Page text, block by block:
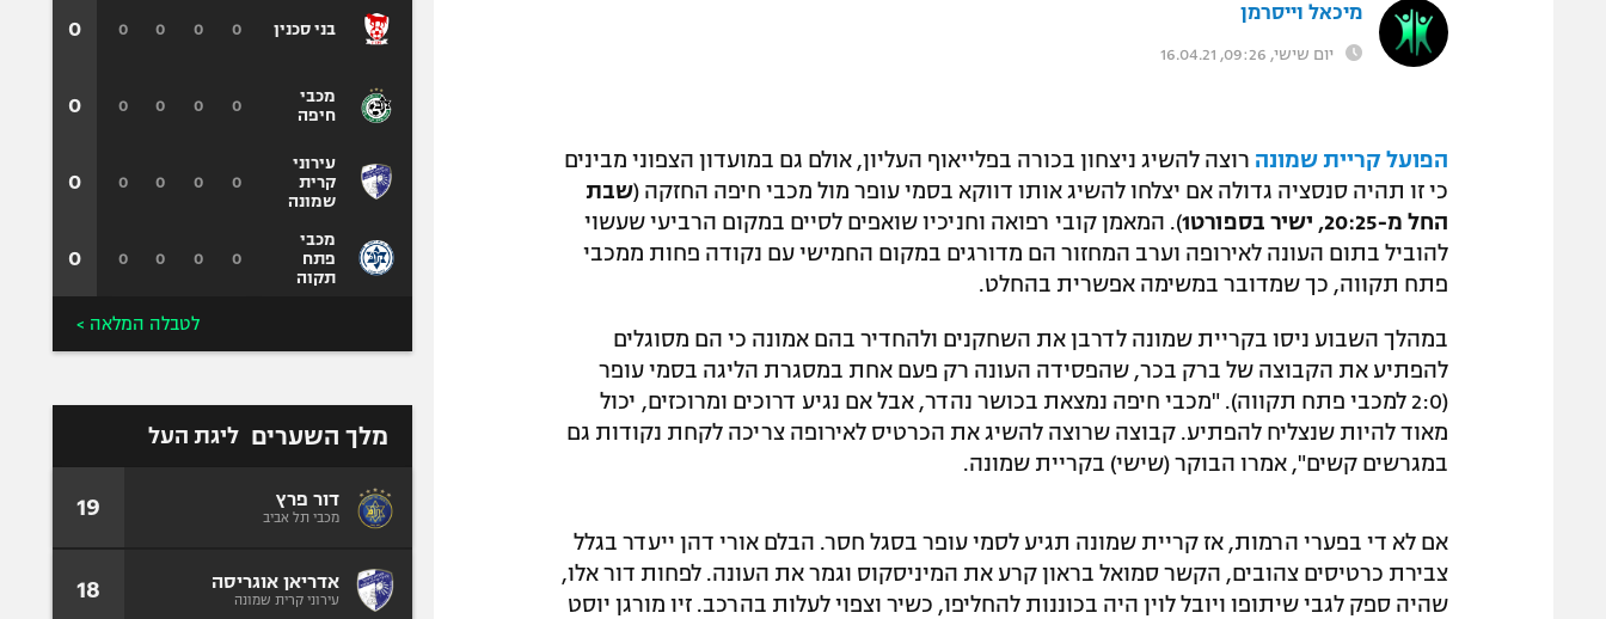
מיכאל וייסרמן
יום שישי, 09:26, 16.04.21
הפועל קריית שמונה רוצה להשיג ניצחון בכורה בפלייאוף העליון, אולם גם במועדון הצפוני מבינים
כי זו תהיה סנסציה גדולה אם יצלחו להשיג אותו דווקא בסמי עופר מול מכבי חיפה החזקה (שבת
החל מ-20:25, ישיר בספורט1
). המאמן קובי רפואה וחניכיו שואפים לסיים במקום הרביעי שעשוי
להוביל בתום העונה לאירופה וערב המחזור הם מדורגים במקום החמישי עם נקודה פחות ממכבי
פתח תקווה, כך שמדובר במשימה אפשרית בהחלט.
במהלך השבוע ניסו בקריית שמונה לדרבן את השחקנים ולהחדיר בהם אמונה כי הם מסוגלים
להפתיע את הקבוצה של ברק בכר, שהפסידה העונה רק פעם אחת במסגרת הליגה בסמי עופר
(2:0 למכבי פתח תקווה). "מכבי חיפה נמצאת בכושר נהדר, אבל אם נגיע דרוכים ומרוכזים, יכול
מאוד להיות שנצליח להפתיע. קבוצה שרוצה להשיג את הכרטיס לאירופה צריכה לקחת נקודות גם
במגרשים קשים", אמרו הבוקר (שישי) בקריית שמונה.
אם לא די בפערי הרמות, אז קריית שמונה תגיע לסמי עופר בסגל חסר. הבלם אורי דהן ייעדר בגלל
צבירת כרטיסים צהובים, הקשר סמואל בראון קרע את המיניסקוס וגמר את העונה. לפחות דור אלו,
שהיה ספק לגבי שיתופו ויובל לוין היה בכוננות להחליפו, כשיר וצפוי לעלות בהרכב. זיו מורגן יוסט
בני סכנין
מכבי
חיפה
עירוני
קרית
שמונה
מכבי
פתח
תקוה
0
0
0
0
0
0
0
0
0
0
0
0
0
0
0
0
0
0
0
0
לטבלה המלאה >
מלך השערים ליגת העל
דור פרץ
מכבי תל אביב 19
אדריאן אוגריסה
עירוני קרית שמונה 18